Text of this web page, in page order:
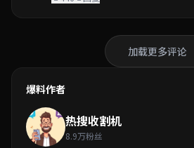
加载更多评论
爆料作者
热搜收割机
8.9万粉丝